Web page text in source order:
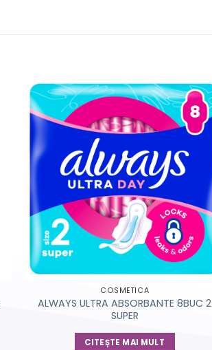
COSMETICA
ALWAYS ULTRA ABSORBANTE 8BUC 2
SUPER
CITEȘTE MAI MULT